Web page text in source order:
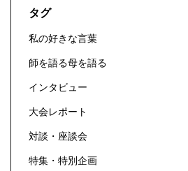
タグ
私の好きな言葉
師を語る母を語る
インタビュー
大会レポート
対談・座談会
特集・特別企画